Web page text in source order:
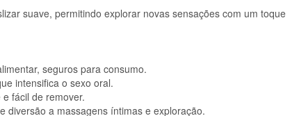
suave, permitindo explorar novas sensações com um toque
seguros para consumo.
intensifica o sexo oral.
fácil de remover.
diversão a massagens íntimas e exploração.